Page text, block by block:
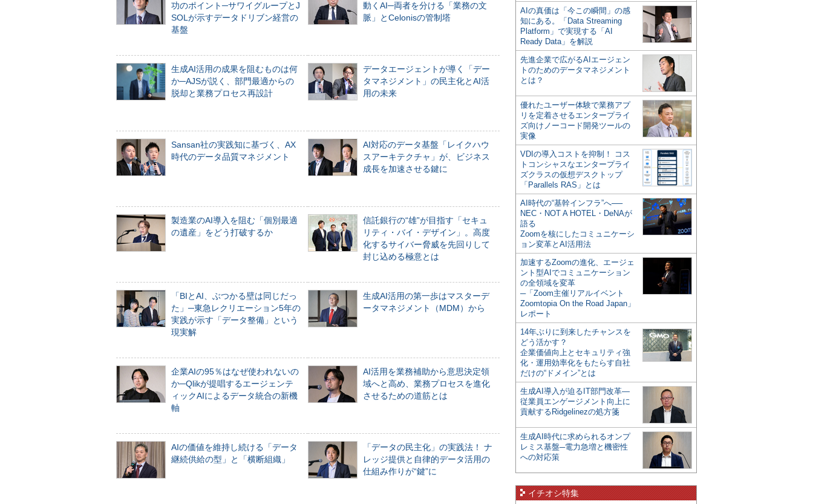
功のポイント─サワイグループとJ
SOLが示すデータドリブン経営の
基盤
動くAI─両者を分ける「業務の文
脈」とCelonisの管制塔
生成AI活用の成果を阻むものは何
か─AJSが説く、部門最適からの
脱却と業務プロセス再設計
データエージェントが導く「デー
タマネジメント」の民主化とAI活
用の未来
Sansan社の実践知に基づく、AX
時代のデータ品質マネジメント
AI対応のデータ基盤「レイクハウ
スアーキテクチャ」が、ビジネス
成長を加速させる鍵に
製造業のAI導入を阻む「個別最適
の遺産」をどう打破するか
信託銀行の“雄”が目指す「セキュ
リティ・バイ・デザイン」。高度
化するサイバー脅威を先回りして
封じ込める極意とは
「BIとAI、ぶつかる壁は同じだっ
た」─東急レクリエーション5年の
実践が示す「データ整備」という
現実解
生成AI活用の第一歩はマスターデ
ータマネジメント（MDM）から
企業AIの95％はなぜ使われないの
か─Qlikが提唱するエージェンテ
ィックAIによるデータ統合の新機
軸
AI活用を業務補助から意思決定領
域へと高め、業務プロセスを進化
させるための道筋とは
AIの価値を維持し続ける「データ
継続供給の型」と「横断組織」
「データの民主化」の実践法！ ナ
レッジ提供と自律的データ活用の
仕組み作りが“鍵”に
AIの真価は「今この瞬間」の感
知にある。「Data Streaming
Platform」で実現する「AI
Ready Data」を解説
先進企業で広がるAIエージェン
トのためのデータマネジメント
とは？
優れたユーザー体験で業務アプ
リを定着させるエンタープライ
ズ向けノーコード開発ツールの
実像
VDIの導入コストを抑制！ コス
トコンシャスなエンタープライ
ズクラスの仮想デスクトップ
「Parallels RAS」とは
AI時代の“基幹インフラ”へ──
NEC・NOT A HOTEL・DeNAが
語る
Zoomを核にしたコミュニケーシ
ョン変革とAI活用法
加速するZoomの進化、エージェ
ント型AIでコミュニケーション
の全領域を変革
─「Zoom主催リアルイベント
Zoomtopia On the Road Japan」
レポート
14年ぶりに到来したチャンスを
どう活かす？
企業価値向上とセキュリティ強
化・運用効率化をもたらす自社
だけの“ドメイン”とは
生成AI導入が迫るIT部門改革―
従業員エンゲージメント向上に
貢献するRidgelinezの処方箋
生成AI時代に求められるオンプ
レミス基盤─電力急増と機密性
への対応策
イチオシ特集